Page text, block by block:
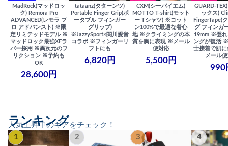
MadRock(マッドロッ
ク) Remora Pro
ADVANCED(レモラ プ
ロ アドバンスト) ※限
定リミテッドモデル ※
マッドロック最強XFラ
バー採用 ※異次元のフ
リクション ※予約も
OK
28,600円
tataanz(タターンツ)
Portable Finger Grip(ポ
ータブル フィンガー
グリップ)
※JazzySport×関川愛音
コラボ ※フィンガーリ
フトにも
6,820円
CXM(シーバイエム)
MOTTO T-shirt(モット
ー Tシャツ) ※コット
ン100%で最適な着心
地 ※クライミングの本
質を胸に表現 ※メール
便対応
5,500円
GUARD-
ックス)
FingerTape(
グ フィンガ
19mm ※登れ
ングが復活
士接着で肌
メール
990
人気上昇中のギアをチェック！
ランキング
1 2 3 4